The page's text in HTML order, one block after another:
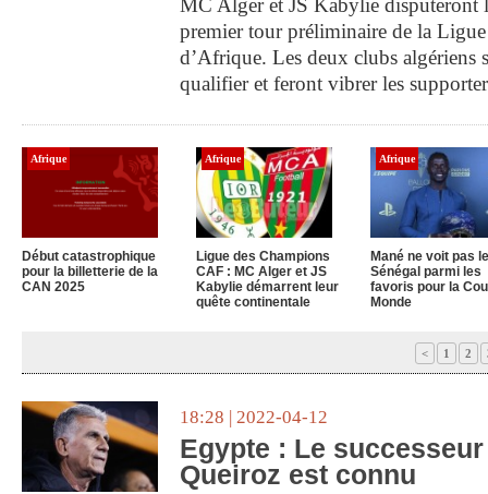
MC Alger et JS Kabylie disputeront
premier tour préliminaire de la
d’Afrique. Les deux clubs algériens
qualifier et feront vibrer les
Afrique
Début catastrophique
pour la billetterie de la
CAN 2025
Afrique
Ligue des Champions
CAF : MC Alger et JS
Kabylie démarrent leur
quête continentale
Afrique
Mané ne voit pas le
Sénégal parmi les
favoris pour la
Monde
< 1 2
18:28 | 2022-04-12
Egypte : Le
Queiroz est connu